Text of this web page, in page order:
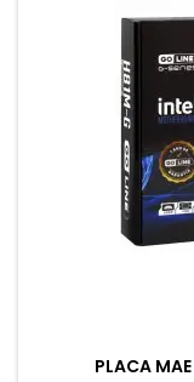
PLACA